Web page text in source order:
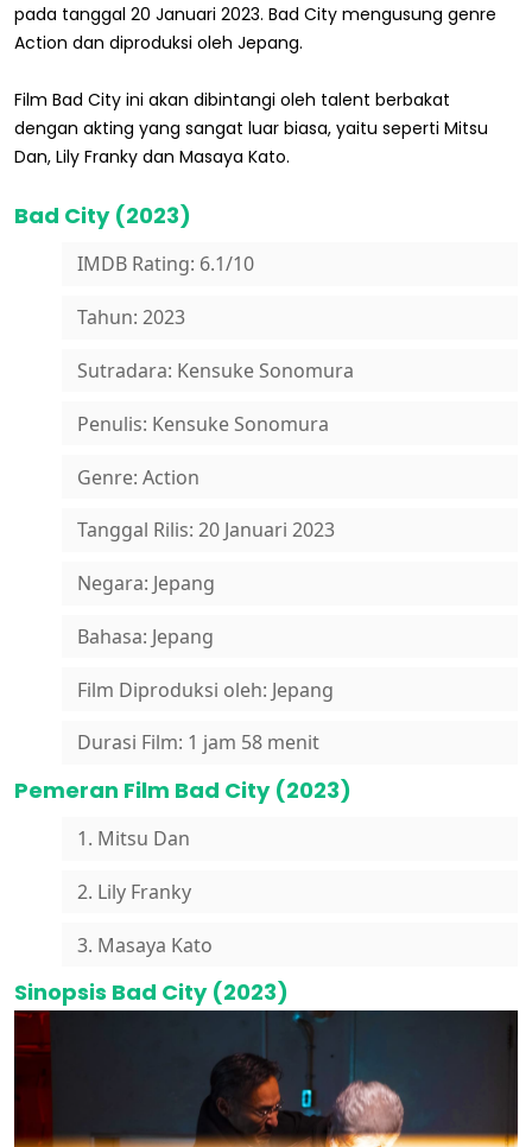
pada tanggal 20 Januari 2023. Bad City mengusung genre
Action dan diproduksi oleh Jepang.
Film Bad City ini akan dibintangi oleh talent berbakat
dengan akting yang sangat luar biasa, yaitu seperti Mitsu
Dan, Lily Franky dan Masaya Kato.
Bad City (2023)
IMDB Rating: 6.1/10
Tahun: 2023
Sutradara: Kensuke Sonomura
Penulis: Kensuke Sonomura
Genre: Action
Tanggal Rilis: 20 Januari 2023
Negara: Jepang
Bahasa: Jepang
Film Diproduksi oleh: Jepang
Durasi Film: 1 jam 58 menit
Pemeran Film Bad City (2023)
1. Mitsu Dan
2. Lily Franky
3. Masaya Kato
Sinopsis Bad City (2023)